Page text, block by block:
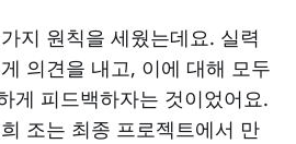
지 원칙을 세웠는데요. 실력
의견을 내고, 이에 대해 모두
게 피드백하자는 것이었어요.
조는 최종 프로젝트에서 만